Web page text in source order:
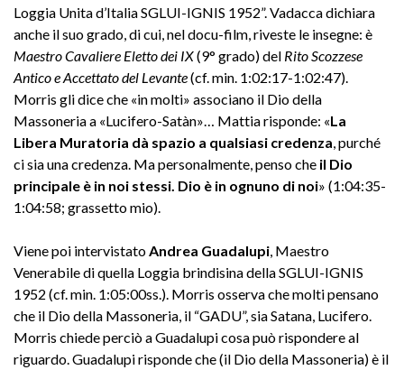
Loggia Unita d’Italia SGLUI-IGNIS 1952”. Vadacca dichiara
anche il suo grado, di cui, nel docu-film, riveste le insegne: è
MaestroCavaliere Eletto dei IX(9° grado) del Rito Scozzese
Antico e Accettato del Levante(cf. min. 1:02:17-1:02:47).
Morris gli dice che «in molti» associano il Dio della
Massoneria a «Lucifero-Satàn»… Mattia risponde: «La
Libera Muratoria dà spazio a qualsiasi credenza , purché
ci sia una credenza. Ma personalmente, penso che il Dio
principale è in noi stessi. Dio è in ognuno di noi» (1:04:35-
1:04:58; grassetto mio).
Viene poi intervistato Andrea Guadalupi , Maestro
Venerabile di quella Loggia brindisina della SGLUI-IGNIS
1952 (cf. min. 1:05:00ss.). Morris osserva che molti pensano
che il Dio della Massoneria, il “GADU”, sia Satana, Lucifero.
Morris chiede perciò a Guadalupi cosa può rispondere al
riguardo. Guadalupi risponde che (il Dio della Massoneria) è il